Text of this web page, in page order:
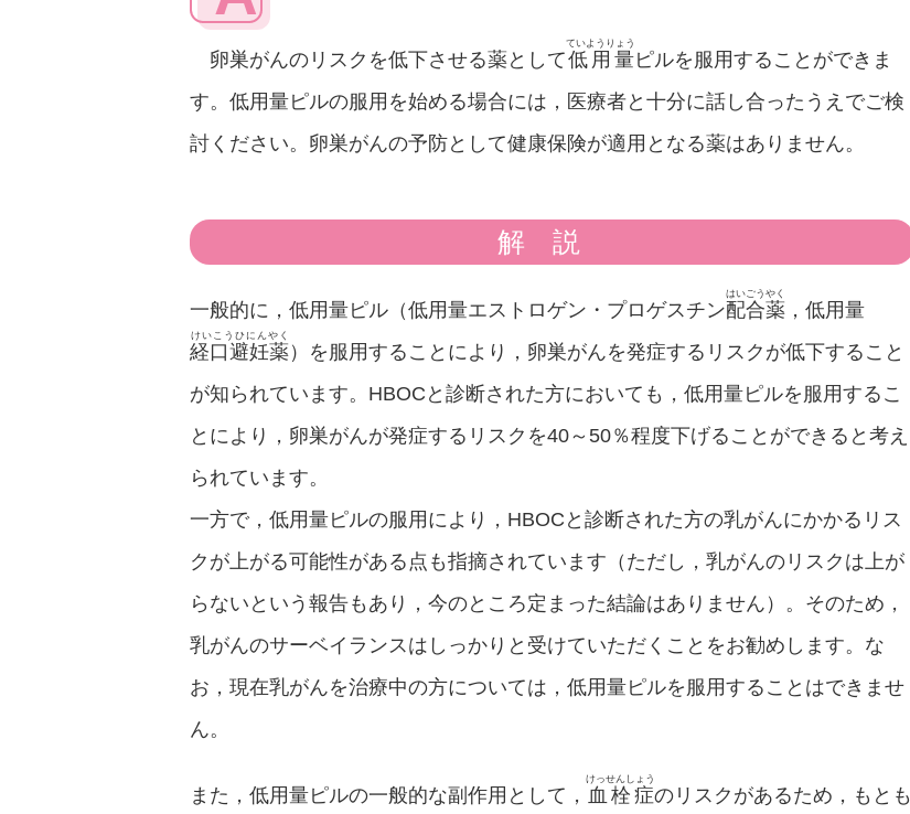
卵巣がんのリスクを低下させる薬として低用量
ていようりょう
ピルを服用することができま
す。低用量ピルの服用を始める場合には，医療者と十分に話し合ったうえでご検
討ください。卵巣がんの予防として健康保険が適用となる薬はありません。
解説
一般的に，低用量ピル（低用量エストロゲン・プロゲスチン配合薬
はいごうやく
，低用量
経口避妊薬
けいこうひにんやく
）を服用することにより，卵巣がんを発症するリスクが低下すること
が知られています。HBOCと診断された方においても，低用量ピルを服用するこ
とにより，卵巣がんが発症するリスクを40～50％程度下げることができると考え
られています。
一方で，低用量ピルの服用により，HBOCと診断された方の乳がんにかかるリス
クが上がる可能性がある点も指摘されています（ただし，乳がんのリスクは上が
らないという報告もあり，今のところ定まった結論はありません）。そのため，
乳がんのサーベイランスはしっかりと受けていただくことをお勧めします。な
お，現在乳がんを治療中の方については，低用量ピルを服用することはできませ
ん。
また，低用量ピルの一般的な副作用として， 血栓症
けっせんしょう
のリスクがあるため，もとも